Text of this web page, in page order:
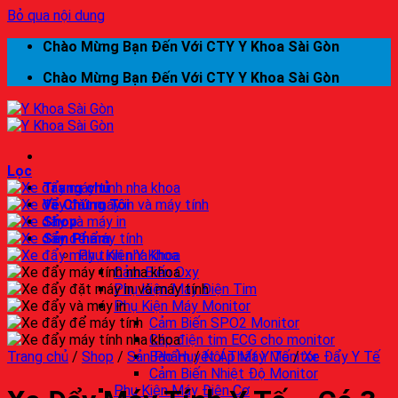
Bỏ qua nội dung
Chào Mừng Bạn Đến Với CTY Y Khoa Sài Gòn
Chào Mừng Bạn Đến Với CTY Y Khoa Sài Gòn
Trang chủ
Về Chúng Tôi
Shop
Sản Phẩm
Phụ Kiện Y Khoa
Cảm Biến Oxy
Phụ Kiện Máy Điện Tim
Phụ Kiện Máy Monitor
Cảm Biến SPO2 Monitor
Cáp điện tim ECG cho monitor
Bao Huyết Áp Máy Monitor
Cảm Biến Nhiệt Độ Monitor
Phụ Kiện Máy Điện Cơ
Lọc
Trang chủ / Shop / Sản Phẩm / Nội Thất Y Tế / Xe Đẩy Y Tế